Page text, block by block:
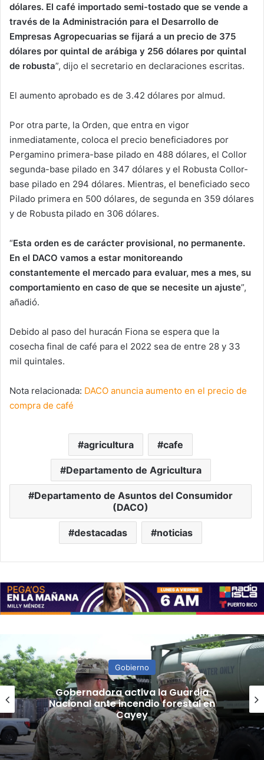
dólares. El café importado semi-tostado que se vende a
través de la Administración para el Desarrollo de
Empresas Agropecuarias se fijará a un precio de 375
dólares por quintal de arábiga y 256 dólares por quintal
de robusta”, dijo el secretario en declaraciones escritas.
El aumento aprobado es de 3.42 dólares por almud.
Por otra parte, la Orden, que entra en vigor
inmediatamente, coloca el precio beneficiadores por
Pergamino primera-base pilado en 488 dólares, el Collor
segunda-base pilado en 347 dólares y el Robusta Collor-
base pilado en 294 dólares. Mientras, el beneficiado seco
Pilado primera en 500 dólares, de segunda en 359 dólares
y de Robusta pilado en 306 dólares.
“Esta orden es de carácter provisional, no permanente.
En el DACO vamos a estar monitoreando
constantemente el mercado para evaluar, mes a mes, su
comportamiento en caso de que se necesite un ajuste”,
añadió.
Debido al paso del huracán Fiona se espera que la
cosecha final de café para el 2022 sea de entre 28 y 33
mil quintales.
Nota relacionada: DACO anuncia aumento en el precio de
compra de café
agricultura cafe
Departamento de Agricultura
Departamento de Asuntos del Consumidor
(DACO)
destacadas noticias
Gobierno
“Camisa hecha a la medida”:
Planificador cuestiona aprobación
de consulta de ubicación de Esencia